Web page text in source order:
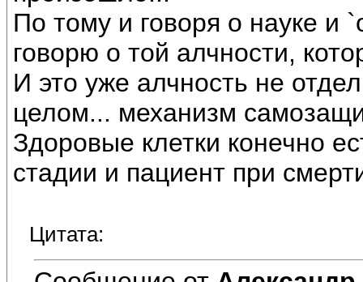
По тому и говоря о науке и
говорю о той алчности,
И это уже алчность не
целом... механизм
Здоровые клетки конечно
стадии и пациент при
Цитата: